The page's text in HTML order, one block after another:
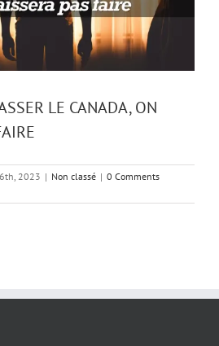
LE CANADA, ON
2023 | Non classé | 0 Comments